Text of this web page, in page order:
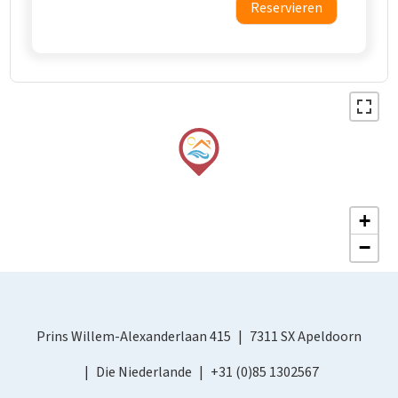
Reservieren
+
−
Prins Willem-Alexanderlaan 415
7311 SX Apeldoorn
Die Niederlande
+31 (0)85 1302567